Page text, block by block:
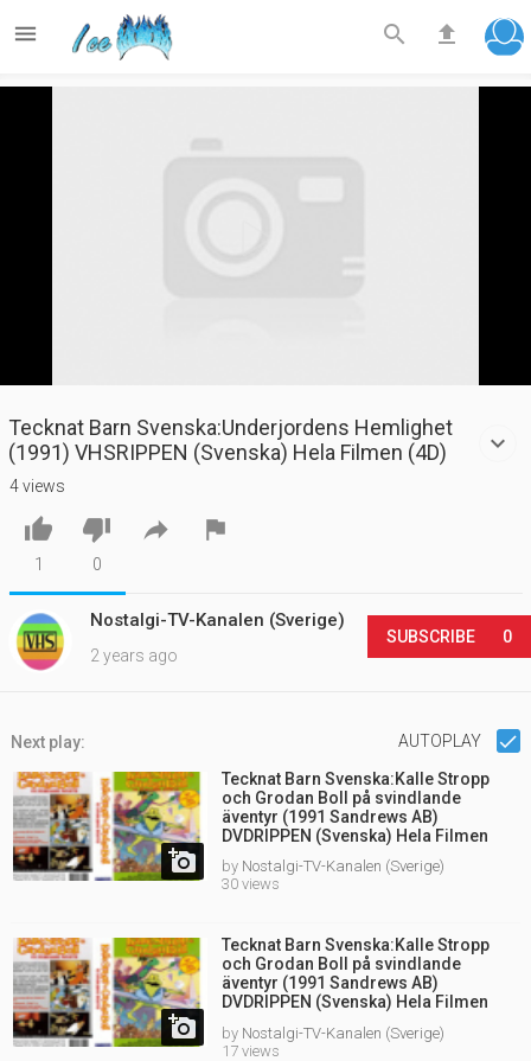
  
Play
Tecknat Barn Svenska:Underjordens Hemlighet
(1991) VHSRIPPEN (Svenska) Hela Filmen (4D)
4 views

1

0
 
Nostalgi-TV-Kanalen (Sverige)
2 years ago
SUBSCRIBE 0
Next play: AUTOPLAY

Tecknat Barn Svenska:Kalle Stropp
och Grodan Boll på svindlande
äventyr (1991 Sandrews AB)
DVDRIPPEN (Svenska) Hela Filmen
by Nostalgi-TV-Kanalen (Sverige)
30 views

Tecknat Barn Svenska:Kalle Stropp
och Grodan Boll på svindlande
äventyr (1991 Sandrews AB)
DVDRIPPEN (Svenska) Hela Filmen
by Nostalgi-TV-Kanalen (Sverige)
17 views